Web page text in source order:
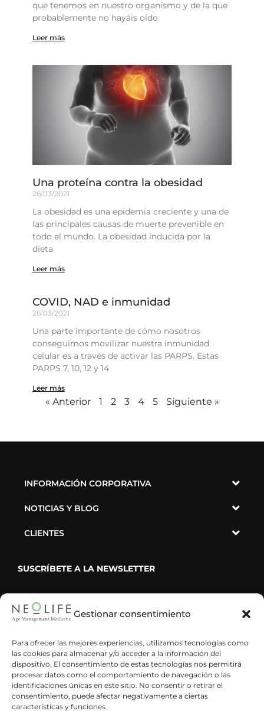
Gestionar consentimiento
Para ofrecer las mejores experiencias, utilizamos tecnologías como
las cookies para almacenar y/o acceder a la información del
dispositivo. El consentimiento de estas tecnologías nos permitirá
procesar datos como el comportamiento de navegación o las
identificaciones únicas en este sitio. No consentir o retirar el
consentimiento, puede afectar negativamente a ciertas
características y funciones.
que tenemos en nuestro organismo y de la que
probablemente no hayáis oído
Leer más
Una proteína contra la obesidad
26/03/2021
La obesidad es una epidemia creciente y una de
las principales causas de muerte prevenible en
todo el mundo. La obesidad inducida por la
dieta
Leer más
COVID, NAD e inmunidad
26/03/2021
Una parte importante de cómo nosotros
conseguimos movilizar nuestra inmunidad
celular es a través de activar las PARPS. Estas
PARPS 7, 10, 12 y 14
Leer más
« Anterior 1 2 3 4 5 Siguiente »
INFORMACIÓN CORPORATIVA
NOTICIAS Y BLOG
CLIENTES
SUSCRÍBETE A LA NEWSLETTER